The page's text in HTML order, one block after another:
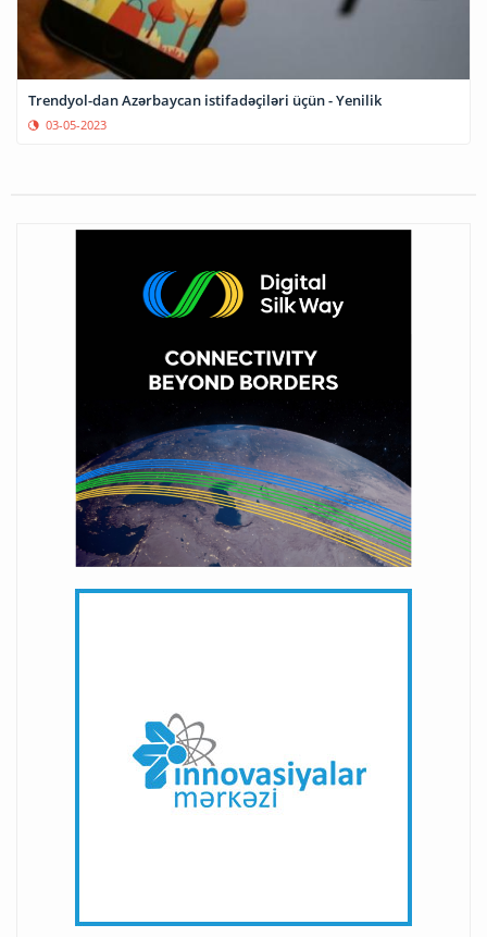
Trendyol-dan Azərbaycan istifadəçiləri üçün - Yenilik
03-05-2023